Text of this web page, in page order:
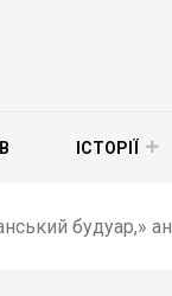
ІСТОРІЇ
будуар,»